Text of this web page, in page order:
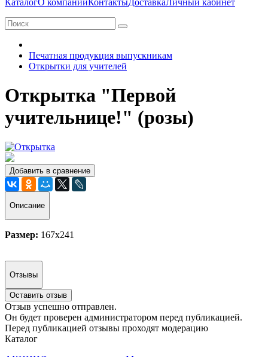
КаталогО компанииКонтактыДоставкаЛичный кабинет
Печатная продукция выпускникам
Открытки для учителей
Открытка "Первой
учительнице!" (розы)
Добавить в сравнение
Описание
Размер: 167x241
Отзывы
Оставить отзыв
Отзыв успешно отправлен.
Он будет проверен администратором перед публикацией.
Перед публикацией отзывы проходят модерацию
Каталог